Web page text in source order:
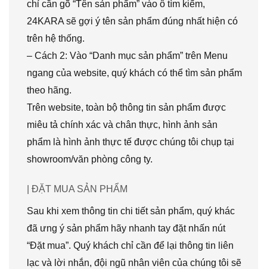
chỉ cần gõ “Tên sản phẩm” vào ô tìm kiếm,
24KARA sẽ gợi ý tên sản phẩm đúng nhất hiện có
trên hệ thống.
– Cách 2: Vào “Danh mục sản phẩm” trên Menu
ngang của website, quý khách có thể tìm sản phẩm
theo hãng.
Trên website, toàn bộ thông tin sản phẩm được
miêu tả chính xác và chân thực, hình ảnh sản
phẩm là hình ảnh thực tế được chúng tôi chụp tại
showroom/văn phòng công ty.
| ĐẶT MUA SẢN PHẨM
Sau khi xem thông tin chi tiết sản phẩm, quý khác
đã ưng ý sản phẩm hãy nhanh tay đặt nhấn nút
“Đặt mua”. Quý khách chỉ cần để lại thông tin liên
lạc và lời nhắn, đội ngũ nhân viên của chúng tôi sẽ